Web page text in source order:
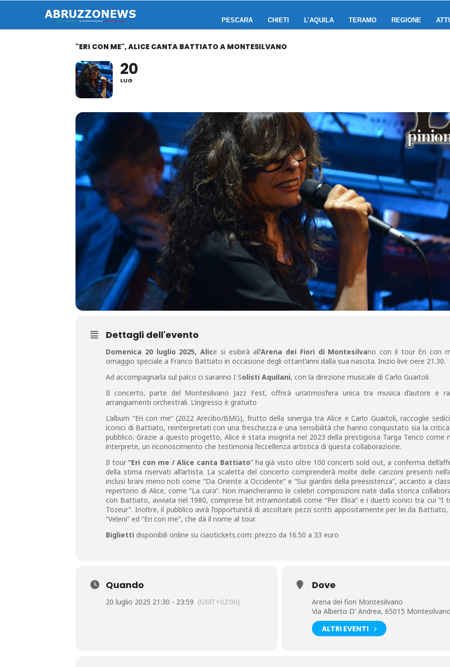
PESCARA CHIETI L’AQUILA TERAMO REGIONE
"ERI CON ME", ALICE CANTA BATTIATO A MONTESILVANO
20
LUG
Dettagli dell'evento
Domenica 20 luglio 2025, Alice si esibirà all’Arena dei Fiori di Montesilvano con il tour Eri con
omaggio speciale a Franco Battiato in occasione degli ottant’anni dalla sua nascita. Inizio live oere 21.30.
Ad accompagnarla sul palco ci saranno I Solisti Aquilani, con la direzione musicale di Carlo Guaitoli.
Il concerto, parte del Montesilvano Jazz Fest, offrirà un’atmosfera unica tra musica d’autore e
arrangiamenti orchestrali. L’ingresso è gratuito
L’album “Eri con me” (2022 Arecibo/BMG), frutto della sinergia tra Alice e Carlo Guaitoli, raccoglie
iconici di Battiato, reinterpretati con una freschezza e una sensibilità che hanno conquistato sia la
pubblico. Grazie a questo progetto, Alice è stata insignita nel 2023 della prestigiosa Targa Tenco come
interprete, un riconoscimento che testimonia l’eccellenza artistica di questa collaborazione.
Il tour“Eri con me / Alice canta Battiato” ha già visto oltre 100 concerti sold out, a conferma
della stima riservati all’artista. La scaletta del concerto comprenderà molte delle canzoni presenti
inclusi brani meno noti come “Da Oriente a Occidente” e “Sui giardini della preesistenza”, accanto a
repertorio di Alice, come “La cura”. Non mancheranno le celebri composizioni nate dalla storica
con Battiato, avviata nel 1980, comprese hit intramontabili come “Per Elisa” e i duetti iconici tra cui “I
Tozeur”. Inoltre, il pubblico avrà l’opportunità di ascoltare pezzi scritti appositamente per lei da
“Veleni” ed “Eri con me”, che dà il nome al tour.
Biglietti disponibili online su ciaotickets.com: prezzo da 16.50 a 33 euro
Quando
20 luglio 2025 21:30 - 23:59 (GMT+02:00)
Dove
Arena dei fiori Montesilvano
Via Alberto D' Andrea, 65015
ALTRI EVENTI